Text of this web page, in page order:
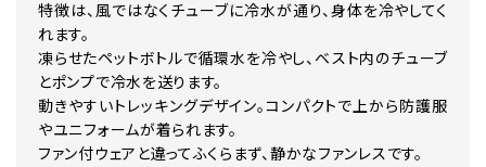
特徴は、風ではなくチューブに冷水が通り、身体を冷やしてく
れます。
凍らせたペットボトルで循環水を冷やし、ベスト内のチューブ
とポンプで冷水を送ります。
動きやすいトレッキングデザイン。コンパクトで上から防護服
やユニフォームが着られます。
ファン付ウェアと違ってふくらまず、静かなファンレスです。